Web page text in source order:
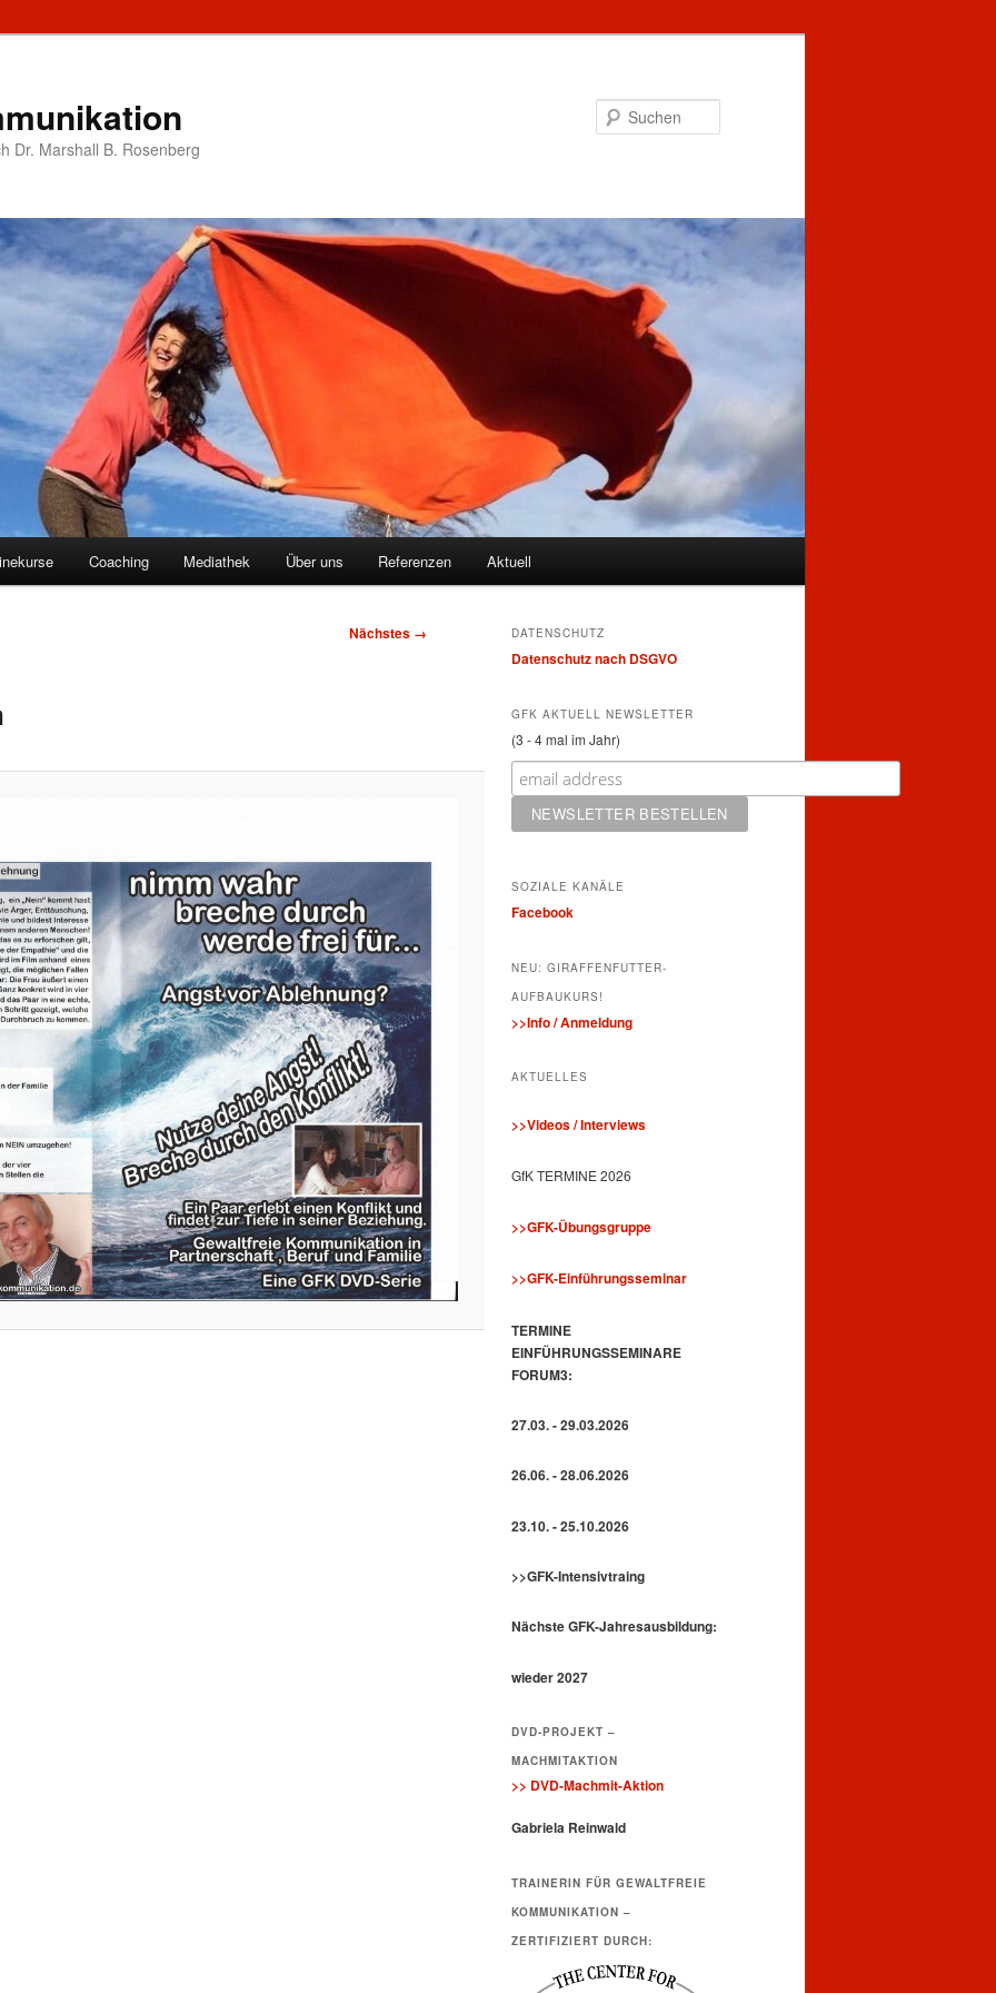
Dr. Marshall B. Rosenberg
Coaching Mediathek Über uns Referenzen Aktuell
Nächstes → DATENSCHUTZ
Datenschutz nach DSGVO
GFK AKTUELL NEWSLETTER
(3 - 4 mal im Jahr)
SOZIALE KANÄLE
Facebook
NEU: GIRAFFENFUTTER-
AUFBAUKURS!
>>Info / Anmeldung
AKTUELLES
>>Videos / Interviews
GfK TERMINE 2026
>>GFK-Übungsgruppe
>>GFK-Einführungsseminar
TERMINE
EINFÜHRUNGSSEMINARE
FORUM3:
27.03. - 29.03.2026
26.06. - 28.06.2026
23.10. - 25.10.2026
>>GFK-Intensivtraing
Nächste GFK-Jahresausbildung:
wieder 2027
DVD-PROJEKT –
MACHMITAKTION
>> DVD-Machmit-Aktion
Gabriela Reinwald
TRAINERIN FÜR GEWALTFREIE
KOMMUNIKATION –
ZERTIFIZIERT DURCH: